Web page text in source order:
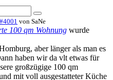
#4001 von SaNe
100 qm Wohnung wurde
aber länger als man es
haben wir da vlt etwas für
großzügige 100 qm
mit voll ausgestatteter Küche